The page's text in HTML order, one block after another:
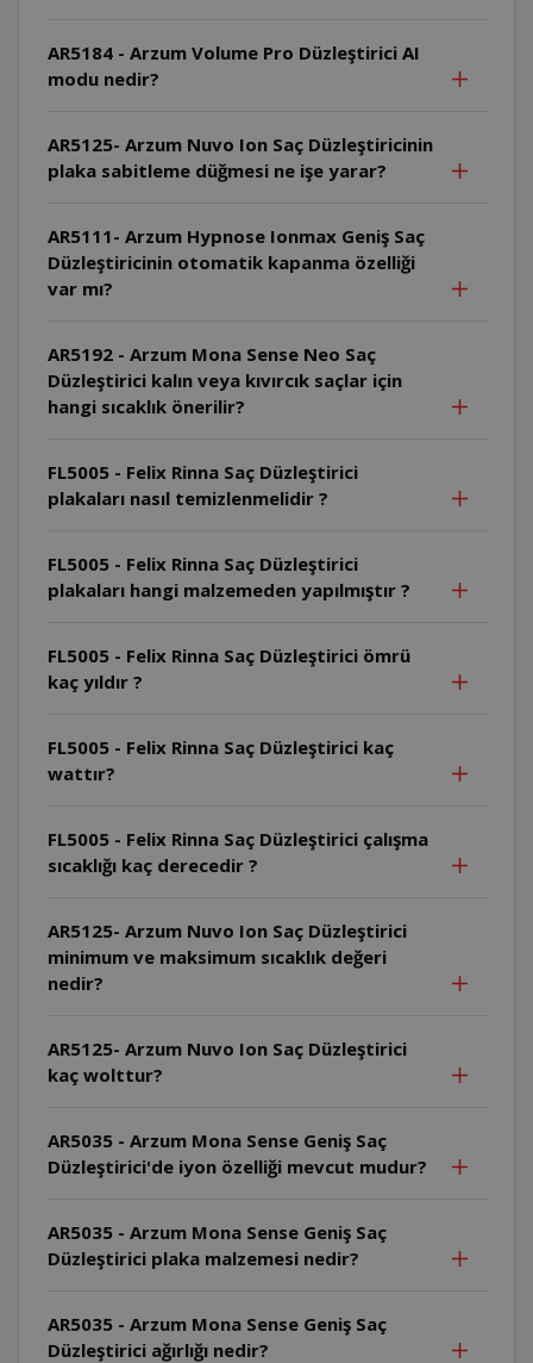
AR5184 - Arzum Volume Pro Düzleştirici AI
modu nedir?
AR5125- Arzum Nuvo Ion Saç Düzleştiricinin
plaka sabitleme düğmesi ne işe yarar?
AR5111- Arzum Hypnose Ionmax Geniş Saç
Düzleştiricinin otomatik kapanma özelliği
var mı?
AR5192 - Arzum Mona Sense Neo Saç
Düzleştirici kalın veya kıvırcık saçlar için
hangi sıcaklık önerilir?
FL5005 - Felix Rinna Saç Düzleştirici
plakaları nasıl temizlenmelidir ?
FL5005 - Felix Rinna Saç Düzleştirici
plakaları hangi malzemeden yapılmıştır ?
FL5005 - Felix Rinna Saç Düzleştirici ömrü
kaç yıldır ?
FL5005 - Felix Rinna Saç Düzleştirici kaç
wattır?
FL5005 - Felix Rinna Saç Düzleştirici çalışma
sıcaklığı kaç derecedir ?
AR5125- Arzum Nuvo Ion Saç Düzleştirici
minimum ve maksimum sıcaklık değeri
nedir?
AR5125- Arzum Nuvo Ion Saç Düzleştirici
kaç wolttur?
AR5035 - Arzum Mona Sense Geniş Saç
Düzleştirici'de iyon özelliği mevcut mudur?
AR5035 - Arzum Mona Sense Geniş Saç
Düzleştirici plaka malzemesi nedir?
AR5035 - Arzum Mona Sense Geniş Saç
Düzleştirici ağırlığı nedir?